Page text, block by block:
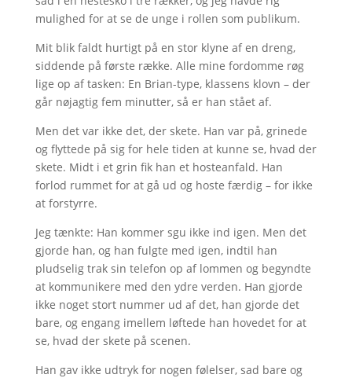
mulighed for at se de unge i rollen som publikum.
Mit blik faldt hurtigt på en stor klyne af en dreng,
siddende på første række. Alle mine fordomme røg
lige op af tasken: En Brian-type, klassens klovn – der
går nøjagtig fem minutter, så er han stået af.
Men det var ikke det, der skete. Han var på, grinede
og flyttede på sig for hele tiden at kunne se, hvad der
skete. Midt i et grin fik han et hosteanfald. Han
forlod rummet for at gå ud og hoste færdig – for ikke
at forstyrre.
Jeg tænkte: Han kommer sgu ikke ind igen. Men det
gjorde han, og han fulgte med igen, indtil han
pludselig trak sin telefon op af lommen og begyndte
at kommunikere med den ydre verden. Han gjorde
ikke noget stort nummer ud af det, han gjorde det
bare, og engang imellem løftede han hovedet for at
se, hvad der skete på scenen.
Han gav ikke udtryk for nogen følelser, sad bare og